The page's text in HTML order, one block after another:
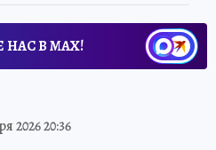
НАС В МАХ!
2026 20:36